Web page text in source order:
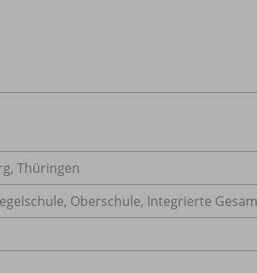
Thüringen
Oberschule, Integrierte